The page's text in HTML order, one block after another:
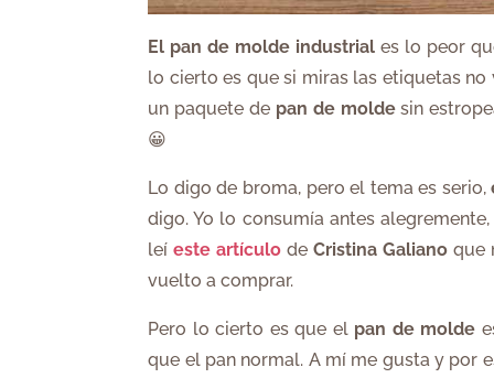
El pan de molde industrial es lo peor
lo cierto es que si miras las etiquetas
un paquete de pan de moldesin
😀
Lo digo de broma, pero el tema es serio,
digo. Yo lo consumía antes
leíeste artículodeCristina Galiano que
vuelto a ​comprar.
Pero ​lo cierto es que el pan de molde
que el pan normal. A mí me gusta y por